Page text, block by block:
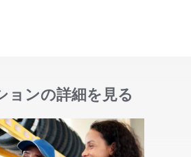
ョンの詳細を見る